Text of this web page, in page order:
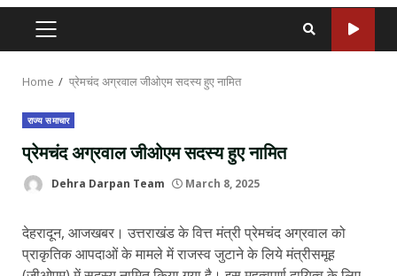
PRIMARY
Home प्रेमचंद अग्रवाल जीओएम सदस्य हुए नामित
राज्य समाचार
प्रेमचंद अग्रवाल जीओएम सदस्य हुए नामित
Dehra Darpan Team March 8, 2025
देहरादून, आजखबर। उत्तराखंड के वित्त मंत्री प्रेमचंद अग्रवाल को
प्राकृतिक आपदाओं के मामले में राजस्व जुटाने के लिये मंत्रीसमूह